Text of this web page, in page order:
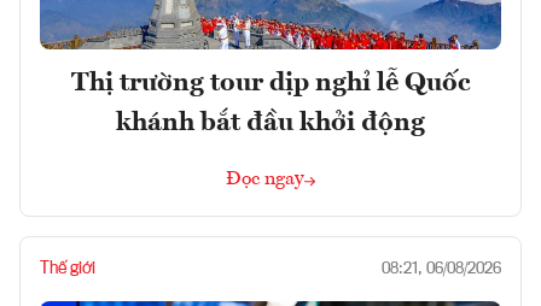
Thị trường tour dịp nghỉ lễ Quốc
khánh bắt đầu khởi động
Đọc ngay
Thế giới 08:21, 06/08/2026